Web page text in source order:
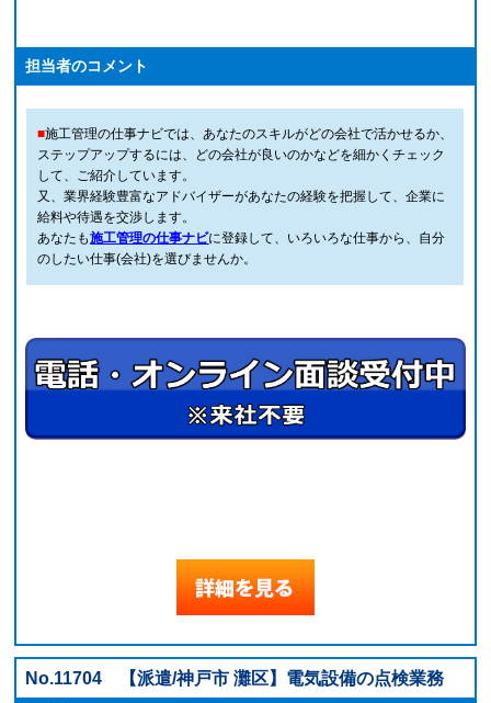
担当者のコメント
■施工管理の仕事ナビでは、あなたのスキルがどの会社で活かせるか、
ステップアップするには、どの会社が良いのかなどを細かくチェック
して、ご紹介しています。
又、業界経験豊富なアドバイザーがあなたの経験を把握して、企業に
給料や待遇を交渉します。
あなたも施工管理の仕事ナビに登録して、いろいろな仕事から、自分
のしたい仕事(会社)を選びませんか。
No.11704 【派遣/神戸市 灘区】電気設備の点検業務